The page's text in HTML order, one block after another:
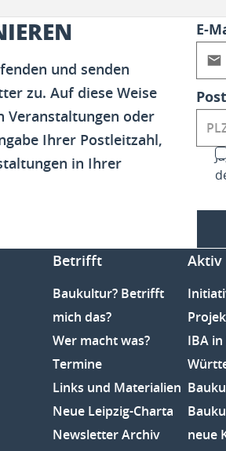
und senden
zu. Auf diese Weise
Veranstaltungen oder
Ihrer Postleitzahl,
in Ihrer
E-
Betrifft
Baukultur? Betrifft
mich das?
Wer macht was?
Termine
Links und Materialien
Neue Leipzig-Charta
Newsletter Archiv
Aktiv
IBA
neue